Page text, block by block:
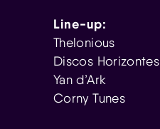
Line-up:
Thelonious
Discos Horizontes
Yan d’Ark
Corny Tunes